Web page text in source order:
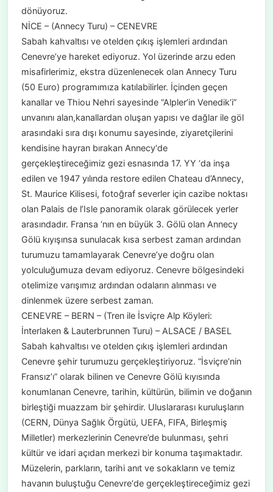
dönüyoruz.
NİCE – (Annecy Turu) – CENEVRE
Sabah kahvaltısı ve otelden çıkış işlemleri ardından
Cenevre’ye hareket ediyoruz. Yol üzerinde arzu eden
misafirlerimiz, ekstra düzenlenecek olan Annecy Turu
(50 Euro) programımıza katılabilirler. İçinden geçen
kanallar ve Thiou Nehri sayesinde “Alpler’in Venedik‘i”
unvanını alan,kanallardan oluşan yapısı ve dağlar ile göl
arasındaki sıra dışı konumu sayesinde, ziyaretçilerini
kendisine hayran bırakan Annecy‘de
gerçekleştireceğimiz gezi esnasında 17. YY ‘da inşa
edilen ve 1947 yılında restore edilen Chateau d’Annecy,
St. Maurice Kilisesi, fotoğraf severler için cazibe noktası
olan Palais de l’Isle panoramik olarak görülecek yerler
arasındadır. Fransa ‘nın en büyük 3. Gölü olan Annecy
Gölü kıyışınsa sunulacak kısa serbest zaman ardından
turumuzu tamamlayarak Cenevre’ye doğru olan
yolculuğumuza devam ediyoruz. Cenevre bölgesindeki
otelimize varışımız ardından odaların alınması ve
dinlenmek üzere serbest zaman.
CENEVRE – BERN – (Tren ile İsviçre Alp Köyleri:
İnterlaken & Lauterbrunnen Turu) – ALSACE / BASEL
Sabah kahvaltısı ve otelden çıkış işlemleri ardından
Cenevre şehir turumuzu gerçekleştiriyoruz. “İsviçre’nin
Fransız’ı” olarak bilinen ve Cenevre Gölü kıyısında
konumlanan Cenevre, tarihin, kültürün, bilimin ve doğanın
birleştiği muazzam bir şehirdir. Uluslararası kuruluşların
(CERN, Dünya Sağlık Örgütü, UEFA, FIFA, Birleşmiş
Milletler) merkezlerinin Cenevre’de bulunması, şehri
kültür ve idari açıdan merkezi bir konuma taşımaktadır.
Müzelerin, parkların, tarihi anıt ve sokakların ve temiz
havanın buluştuğu Cenevre‘de gerçekleştireceğimiz gezi